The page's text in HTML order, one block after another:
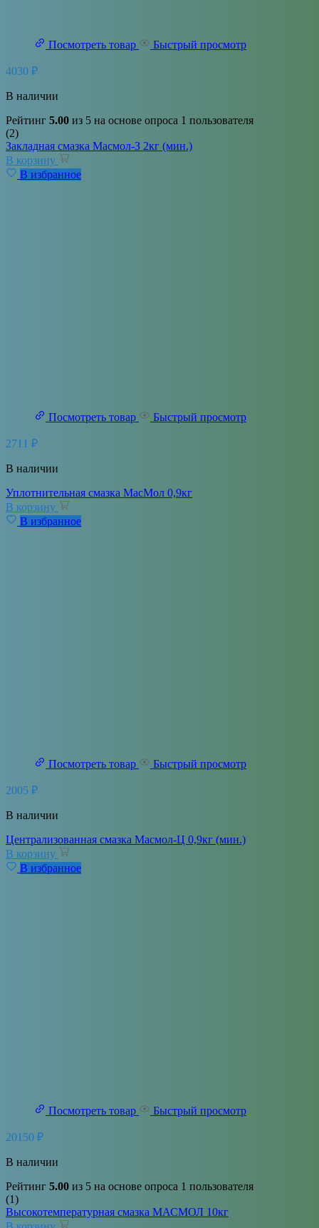
Посмотреть товар Быстрый просмотр
4030 ₽
В наличии
Рейтинг 5.00 из 5 на основе опроса 1 пользователя
(2)
Закладная смазка Масмол-З 2кг (мин.)
В корзину
В избранное
Посмотреть товар Быстрый просмотр
2711 ₽
В наличии
Уплотнительная смазка МасМол 0,9кг
В корзину
В избранное
Посмотреть товар Быстрый просмотр
2005 ₽
В наличии
Централизованная смазка Масмол-Ц 0,9кг (мин.)
В корзину
В избранное
Посмотреть товар Быстрый просмотр
20150 ₽
В наличии
Рейтинг 5.00 из 5 на основе опроса 1 пользователя
(1)
Высокотемпературная смазка МАСМОЛ 10кг